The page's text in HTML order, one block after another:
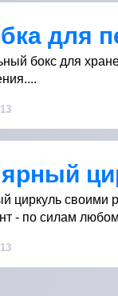
для
бокс для
циркуль своими
- по силам